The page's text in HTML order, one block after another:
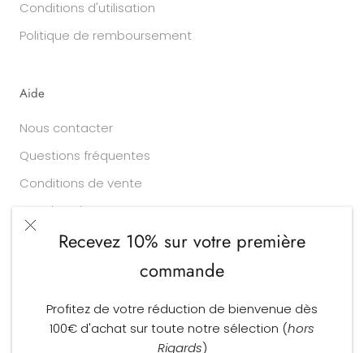
Recevez 10% sur votre première
commande
Profitez de votre réduction de bienvenue dès
100€ d'achat sur toute notre sélection (hors
Rigards)
Conditions d'utilisation
Politique de remboursement
Aide
Nous contacter
Questions fréquentes
Conditions de vente
Vos données
Devise
EUR € Langue
FRANÇAIS
Commerce électronique propulsé par Shopify